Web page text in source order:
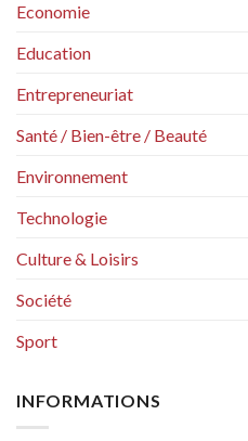
Economie
Education
Entrepreneuriat
Santé / Bien-être / Beauté
Environnement
Technologie
Culture & Loisirs
Société
Sport
INFORMATIONS